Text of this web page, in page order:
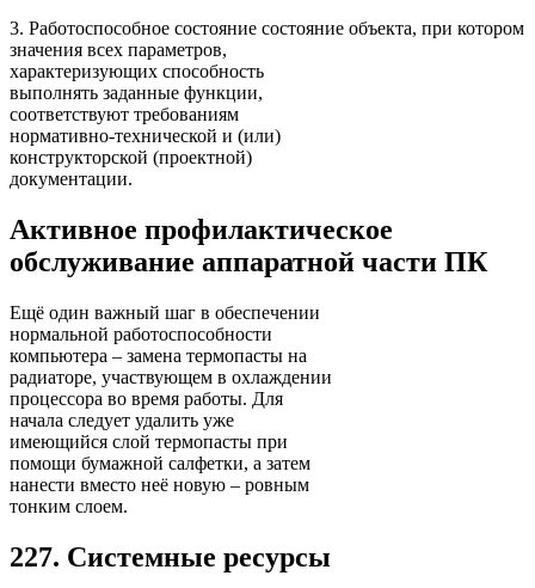
3. Работоспособное состояние состояние объекта, при котором
значения всех параметров,
характеризующих способность
выполнять заданные функции,
соответствуют требованиям
нормативно-технической и (или)
конструкторской (проектной)
документации.
Активное профилактическое
обслуживание аппаратной части ПК
Ещё один важный шаг в обеспечении
нормальной работоспособности
компьютера – замена термопасты на
радиаторе, участвующем в охлаждении
процессора во время работы. Для
начала следует удалить уже
имеющийся слой термопасты при
помощи бумажной салфетки, а затем
нанести вместо неё новую – ровным
тонким слоем.
227. Системные ресурсы